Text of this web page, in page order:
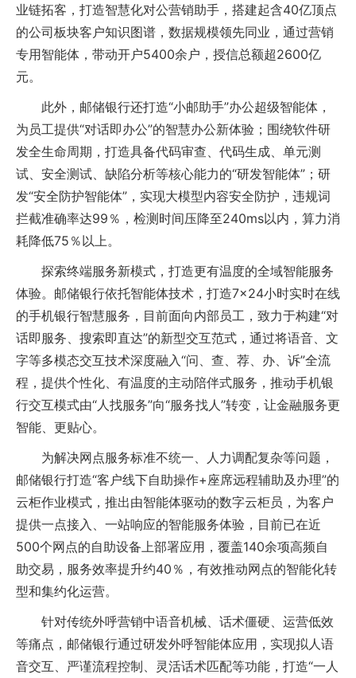
业链拓客，打造智慧化对公营销助手，搭建起含40亿顶点
的公司板块客户知识图谱，数据规模领先同业，通过营销
专用智能体，带动开户5400余户，授信总额超2600亿
元。
此外，邮储银行还打造“小邮助手”办公超级智能体，
为员工提供“对话即办公”的智慧办公新体验；围绕软件研
发全生命周期，打造具备代码审查、代码生成、单元测
试、安全测试、缺陷分析等核心能力的“研发智能体”；研
发“安全防护智能体”，实现大模型内容安全防护，违规词
拦截准确率达99％，检测时间压降至240ms以内，算力消
耗降低75％以上。
探索终端服务新模式，打造更有温度的全域智能服务
体验。邮储银行依托智能体技术，打造7×24小时实时在线
的手机银行智慧服务，目前面向内部员工，致力于构建“对
话即服务、搜索即直达”的新型交互范式，通过将语音、文
字等多模态交互技术深度融入“问、查、荐、办、诉”全流
程，提供个性化、有温度的主动陪伴式服务，推动手机银
行交互模式由“人找服务”向“服务找人”转变，让金融服务更
智能、更贴心。
为解决网点服务标准不统一、人力调配复杂等问题，
邮储银行打造“客户线下自助操作+座席远程辅助及办理”的
云柜作业模式，推出由智能体驱动的数字云柜员，为客户
提供一点接入、一站响应的智能服务体验，目前已在近
500个网点的自助设备上部署应用，覆盖140余项高频自
助交易，服务效率提升约40％，有效推动网点的智能化转
型和集约化运营。
针对传统外呼营销中语音机械、话术僵硬、运营低效
等痛点，邮储银行通过研发外呼智能体应用，实现拟人语
音交互、严谨流程控制、灵活话术匹配等功能，打造“一人